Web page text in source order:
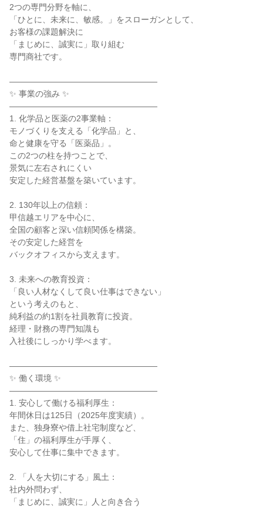
2つの専門分野を軸に、
「ひとに、未来に、敏感。」をスローガンとして、
お客様の課題解決に
「まじめに、誠実に」取り組む
専門商社です。
――――――――――――――――――
✨ 事業の強み ✨
――――――――――――――――――
1. 化学品と医薬の2事業軸：
モノづくりを支える「化学品」と、
命と健康を守る「医薬品」。
この2つの柱を持つことで、
景気に左右されにくい
安定した経営基盤を築いています。
2. 130年以上の信頼：
甲信越エリアを中心に、
全国の顧客と深い信頼関係を構築。
その安定した経営を
バックオフィスから支えます。
3. 未来への教育投資：
「良い人材なくして良い仕事はできない」
という考えのもと、
純利益の約1割を社員教育に投資。
経理・財務の専門知識も
入社後にしっかり学べます。
――――――――――――――――――
✨ 働く環境 ✨
――――――――――――――――――
1. 安心して働ける福利厚生：
年間休日は125日（2025年度実績）。
また、独身寮や借上社宅制度など、
「住」の福利厚生が手厚く、
安心して仕事に集中できます。
2. 「人を大切にする」風土：
社内外問わず、
「まじめに、誠実に」人と向き合う